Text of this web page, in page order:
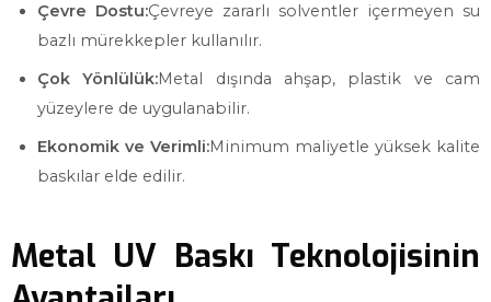
Çevre Dostu:Çevreye zararlı solventler içermeyen su
bazlı mürekkepler kullanılır.
Çok Yönlülük:Metal dışında ahşap, plastik ve cam
yüzeylere de uygulanabilir.
Ekonomik ve Verimli:Minimum maliyetle yüksek kalite
baskılar elde edilir.
Metal UV Baskı Teknolojisinin